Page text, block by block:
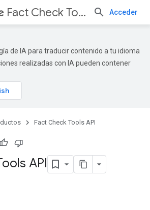
Fact Check Tools API Acceder
de IA para traducir contenido a tu idioma
realizadas con IA pueden contener
Fact Check Tools API
API